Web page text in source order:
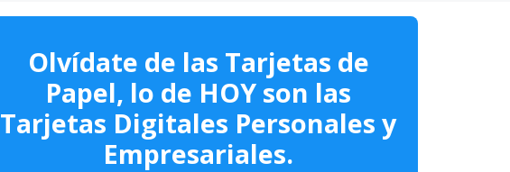
Olvídate de las Tarjetas de
Papel, lo de HOY son las
Tarjetas Digitales Personales y
Empresariales.